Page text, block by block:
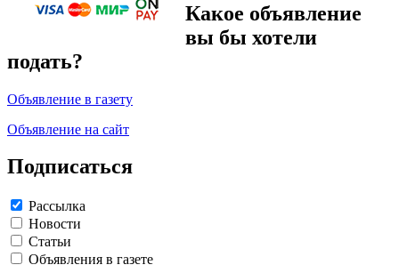
Какое объявление
вы бы хотели
подать?
Объявление в газету
Объявление на сайт
Подписаться
Рассылка
Новости
Статьи
Объявления в газете